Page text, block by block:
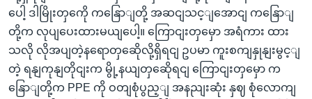
ပေါ့ ဒါမြိုးတှကေို ကနြောျတို့ အဆငျသင့ျအောငျ ကနြောျ
တို့က လုပျပေးထားမယျပေါ့။ ကြောငျးတှမှော အရံကား ထား
သလို လိုအပျတဲ့နရောတှဆေိုလို့ရှိရငျ ဥပမာ ကူးစကျနှုနျးမွင့ျ
တဲ့ ရနျကုနျတိုငျးက မွို့နယျတှဆေိုရငျ ကြောငျးတှမှော က
နြောျတို့က PPE ကို ဝတျစုံပွည့ျ အနညျးဆုံး နှဈ စုံလောကျ